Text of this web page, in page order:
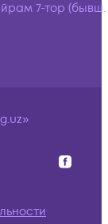
7-тор (бывш.